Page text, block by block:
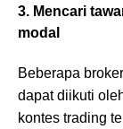
3. Mencari
modal
Beberapa
dapat diikuti
kontes trading